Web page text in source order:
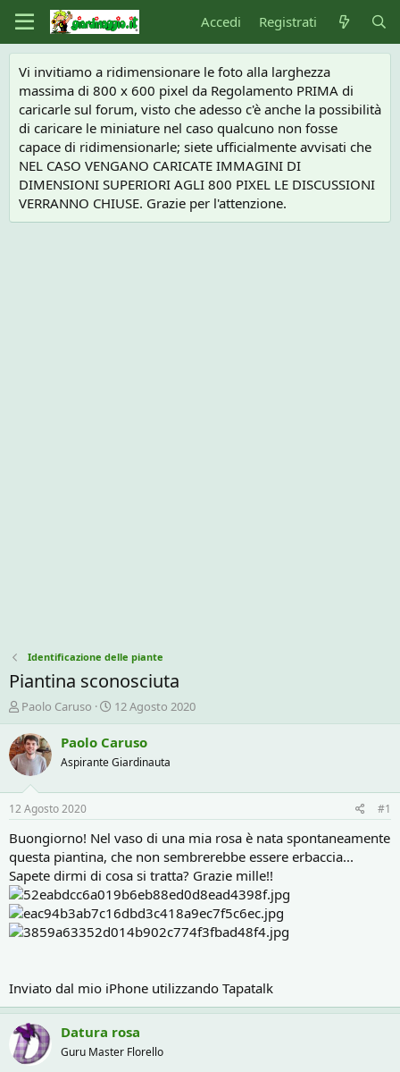
Accedi Registrati
Vi invitiamo a ridimensionare le foto alla larghezza
massima di 800 x 600 pixel da Regolamento PRIMA di
caricarle sul forum, visto che adesso c'è anche la possibilità
di caricare le miniature nel caso qualcuno non fosse
capace di ridimensionarle; siete ufficialmente avvisati che
NEL CASO VENGANO CARICATE IMMAGINI DI
DIMENSIONI SUPERIORI AGLI 800 PIXEL LE DISCUSSIONI
VERRANNO CHIUSE. Grazie per l'attenzione.
Identificazione delle piante
Piantina sconosciuta
C
r
e
a
t
o
e
D
s
c
u
s
s
e
Paolo Caruso
D
a
t
d
n
i
z
i
o
12 Agosto 2020
Paolo Caruso
Aspirante Giardinauta
12 Agosto 2020 #1
Buongiorno! Nel vaso di una mia rosa è nata spontaneamente
questa piantina, che non sembrerebbe essere erbaccia...
Sapete dirmi di cosa si tratta? Grazie mille!!
Inviato dal mio iPhone utilizzando Tapatalk
Datura rosa
Guru Master Florello